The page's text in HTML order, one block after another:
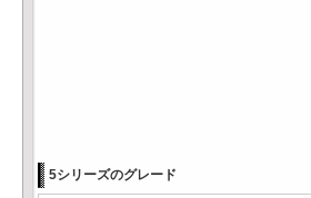
5シリーズのグレード